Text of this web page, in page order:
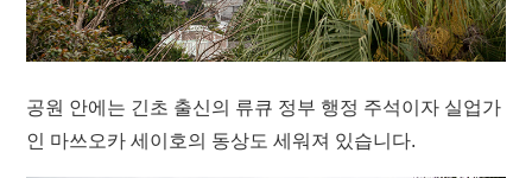
공원 안에는 긴초 출신의 류큐 정부 행정 주석이자 실업가
인 마쓰오카 세이호의 동상도 세워져 있습니다.